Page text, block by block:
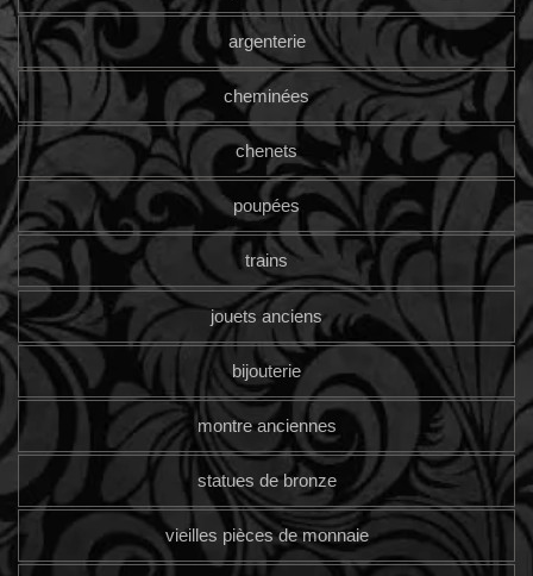
argenterie
cheminées
chenets
poupées
trains
jouets anciens
bijouterie
montre anciennes
statues de bronze
vieilles pièces de monnaie